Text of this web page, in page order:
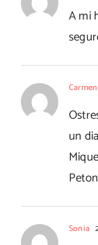
A mi
Carmen
un
Sonia